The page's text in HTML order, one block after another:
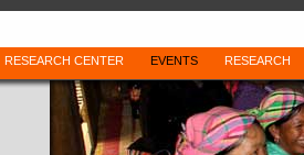
RESEARCH CENTER EVENTS RESEARCH